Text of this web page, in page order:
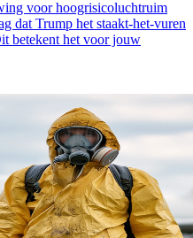
voor hoogrisicoluchtruim
dat Trump het staakt-het-vuren
betekent het voor jouw